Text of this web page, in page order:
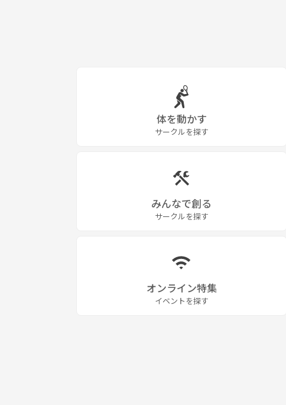
体を動かす
サークルを探す
みんなで創る
サークルを探す
オンライン特集
イベントを探す